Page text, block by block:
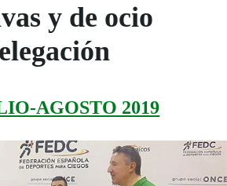
y de ocio
AGOSTO 2019